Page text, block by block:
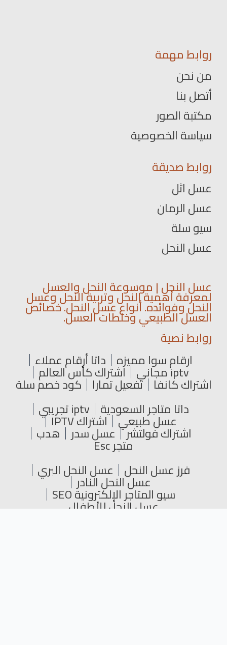
روابط مهمة
من نحن
أتصل بنا
مكتبة الصور
سياسة الخصوصية
روابط صديقة
عسل اثل
عسل الرمان
سيو سلة
عسل النحل
عسل النحل | موسوعة النحل والعسل
لمعرفة أهمية النحل وتربية النحل وعسل
النحل وفوائده. أنواع عسل النحل. خصائص
العسل الطبيعي وخلطات العسل.
روابط نصية
ارقام سوا مميزه داتا أرقام عملاء
iptv مجاني اشتراك كأس العالم
اشتراك كانفا تفعيل تمارا كود خصم سلة
داتا متاجر السعودية iptv تجريبي
عسل طبيعي اشتراك IPTV
اشتراك فولتشر عسل سدر هدب
متجر Esc
فرز عسل النحل عسل النحل البري
عسل النحل النادر
سيو المتاجر الإلكترونية SEO
عسل النحل للأطفال